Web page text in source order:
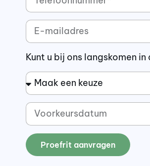
Kunt u bij ons langskomen
Proefrit aanvragen